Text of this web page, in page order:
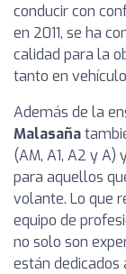
conducir con
en 2011, se ha
calidad para la
tanto en
Además de la
Malasaña
(AM, A1, A2 y
para aquellos
volante. Lo que
equipo de
no solo son
están